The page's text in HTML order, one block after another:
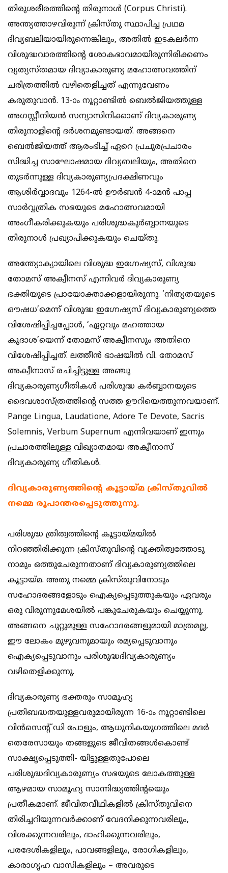
തിരുശരീരത്തിന്‍റെ തിരുനാള്‍ (Corpus Christi).
അന്ത്യത്താഴവിരുന്ന് ക്രിസ്തു സ്ഥാപിച്ച പ്രഥമ
ദിവ്യബലിയായിരുന്നെങ്കിലും, അതില്‍ ഇടകലര്‍ന്ന
വിശുദ്ധവാരത്തിന്‍റെ ശോകഭാവമായിരുന്നിരിക്കണം
വ്യത്യസ്തമായ ദിവ്യാകാരുണ്യ മഹോത്സവത്തിന്
ചരിത്രത്തില്‍ വഴിതെളിച്ചത് എന്നുവേണം
കരുതുവാന്‍. 13-ാം നൂറ്റാണ്ടില്‍ ബെല്‍ജിയത്തുള്ള
അഗസ്റ്റീനിയന്‍ സന്യാസിനിക്കാണ് ദിവ്യകാരുണ്യ
തിരുനാളിന്‍റെ ദര്‍ശനമുണ്ടായത്. അങ്ങനെ
ബെല്‍ജിയത്ത് ആരംഭിച്ച് ഏറെ പ്രചുരപ്രചാരം
സിദ്ധിച്ച സാഘോഷമായ ദിവ്യബലിയും, അതിനെ
തുടര്‍ന്നുള്ള ദിവ്യകാരുണ്യപ്രദക്ഷിണവും
ആശിര്‍വ്വാദവും 1264-ല്‍ ഊര്‍ബന്‍ 4-ാമന്‍ പാപ്പ
സാര്‍വ്വത്രിക സഭയുടെ മഹോത്സവമായി
അംഗീകരിക്കുകയും പരിശുദ്ധകുര്‍ബ്ബാനയുടെ
തിരുനാള്‍ പ്രഖ്യാപിക്കുകയും ചെയ്തു.
അന്ത്യോക്യായിലെ വിശുദ്ധ ഇഗ്നേഷ്യസ്, വിശുദ്ധ
തോമസ് അക്വീനസ് എന്നിവര്‍ ദിവ്യകാരുണ്യ
ഭക്തിയുടെ പ്രായോക്താക്കളായിരുന്നു. ‘നിത്യതയുടെ
ഔഷധ’മെന്ന് വിശുദ്ധ ഇഗ്നേഷ്യസ് ദിവ്യകാരുണ്യത്തെ
വിശേഷിപ്പിച്ചപ്പോള്‍, ‘ഏറ്റവും മഹത്തായ
കൂദാശ’യെന്ന് തോമസ് അക്വീനസും അതിനെ
വിശേഷിപ്പിച്ചത്. ലത്തീന്‍ ഭാഷയില്‍ വി. തോമസ്
അക്വീനാസ് രചിച്ചിട്ടുള്ള അഞ്ചു
ദിവ്യകാരുണ്യഗീതികള്‍ പരിശുദ്ധ കര്‍ബ്ബാനയുടെ
ദൈവശാസ്ത്രത്തിന്‍റെ സത്ത ഊറിയെത്തുന്നവയാണ്.
Pange Lingua, Laudatione, Adore Te Devote, Sacris
Solemnis, Verbum Supernum എന്നിവയാണ് ഇന്നും
പ്രചാരത്തിലുള്ള വിഖ്യാതമായ അക്വീനാസ്
ദിവ്യകാരുണ്യ ഗീതികള്‍.
ദിവ്യകാരുണ്യത്തിന്‍റെ കൂട്ടായ്മ ക്രിസ്തുവില്‍
നമ്മെ രൂപാന്തരപ്പെടുത്തുന്നു.
പരിശുദ്ധ ത്രിത്വത്തിന്‍റെ കൂട്ടായ്മയില്‍
നിറഞ്ഞിരിക്കുന്ന ക്രിസ്തുവിന്‍റെ വ്യക്തിത്വത്തോടു
നാമും ഒത്തുചേരുന്നതാണ് ദിവ്യകാരുണ്യത്തിലെ
കൂട്ടായ്മ. അതു നമ്മെ ക്രിസ്തുവിനോടും
സഹോദരങ്ങളോടും ഐക്യപ്പെടുത്തുകയും ഏവരും
ഒരു വിരുന്നുമേശയില്‍ പങ്കുചേരുകയും ചെയ്യുന്നു.
അങ്ങനെ ചുറ്റുമുള്ള സഹോദരങ്ങളുമായി മാത്രമല്ല,
ഈ ലോകം മുഴുവനുമായും രമ്യപ്പെടുവാനും
ഐക്യപ്പെടുവാനും പരിശുദ്ധദിവ്യകാരുണ്യം
വഴിതെളിക്കുന്നു.
ദിവ്യകാരുണ്യ ഭക്തരും സാമൂഹ്യ
പ്രതിബദ്ധതയുള്ളവരുമായിരുന്ന 16-ാം നൂറ്റാണ്ടിലെ
വിന്‍സെന്‍റ് ഡി പോളും, ആധുനികയുഗത്തിലെ മദര്‍
തെരേസായും തങ്ങളുടെ ജീവിതങ്ങള്‍കൊണ്ട്
സാക്ഷൃപ്പെടുത്തി- യിട്ടുള്ളതുപോലെ
പരിശുദ്ധദിവ്യകാരുണ്യം സഭയുടെ ലോകത്തുള്ള
ആഴമായ സാമൂഹ്യ സാന്നിദ്ധ്യത്തിന്‍റ‍െയും
പ്രതീകമാണ്. ജീവിതവീഥികളില്‍ ക്രിസ്തുവിനെ
തിരിച്ചറിയുന്നവര്‍ക്കാണ് വേദനിക്കുന്നവരിലും,
വിശക്കുന്നവരിലും, ദാഹിക്കുന്നവരിലും,
പരദേശികളിലും, പാവങ്ങളിലും, രോഗികളിലും,
കാരാഗൃഹ വാസികളിലും – അവരുടെ